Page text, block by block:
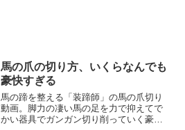
馬の爪の切り方、いくらなんでも
豪快すぎる
馬の蹄を整える「装蹄師」の馬の爪切り
動画。脚力の凄い馬の足を力で抑えてで
かい器具でガンガン切り削っていく豪快